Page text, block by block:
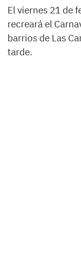
El viernes 21 de
recreará el
barrios de Las
tarde.